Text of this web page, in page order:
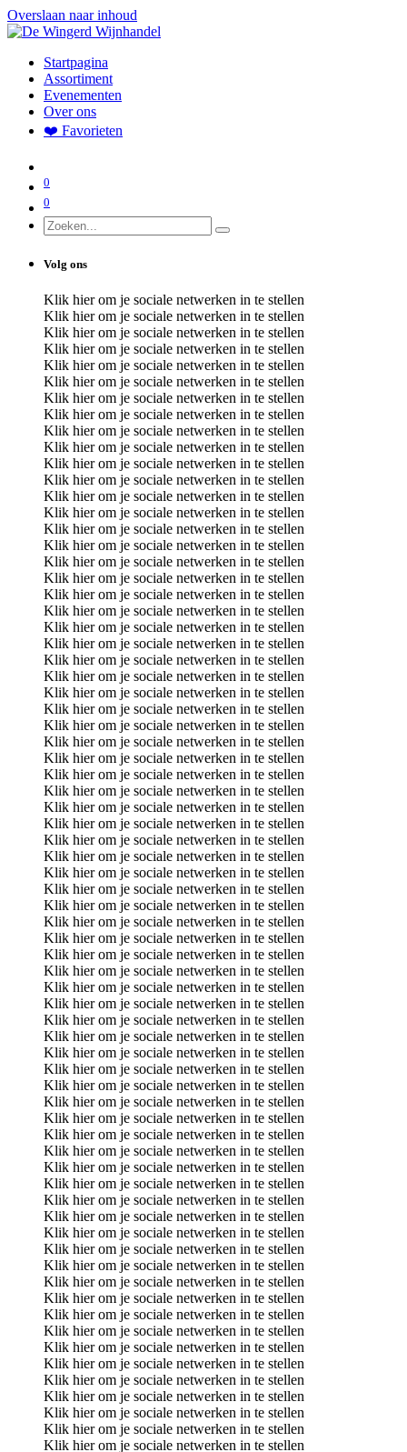
Overslaan naar inhoud
Startpagina
Assortiment
Evenementen
Over ons
❤️ Favorieten
0
0
Volg ons
Klik hier om je sociale netwerken in te stellen
Klik hier om je sociale netwerken in te stellen
Klik hier om je sociale netwerken in te stellen
Klik hier om je sociale netwerken in te stellen
Klik hier om je sociale netwerken in te stellen
Klik hier om je sociale netwerken in te stellen
Klik hier om je sociale netwerken in te stellen
Klik hier om je sociale netwerken in te stellen
Klik hier om je sociale netwerken in te stellen
Klik hier om je sociale netwerken in te stellen
Klik hier om je sociale netwerken in te stellen
Klik hier om je sociale netwerken in te stellen
Klik hier om je sociale netwerken in te stellen
Klik hier om je sociale netwerken in te stellen
Klik hier om je sociale netwerken in te stellen
Klik hier om je sociale netwerken in te stellen
Klik hier om je sociale netwerken in te stellen
Klik hier om je sociale netwerken in te stellen
Klik hier om je sociale netwerken in te stellen
Klik hier om je sociale netwerken in te stellen
Klik hier om je sociale netwerken in te stellen
Klik hier om je sociale netwerken in te stellen
Klik hier om je sociale netwerken in te stellen
Klik hier om je sociale netwerken in te stellen
Klik hier om je sociale netwerken in te stellen
Klik hier om je sociale netwerken in te stellen
Klik hier om je sociale netwerken in te stellen
Klik hier om je sociale netwerken in te stellen
Klik hier om je sociale netwerken in te stellen
Klik hier om je sociale netwerken in te stellen
Klik hier om je sociale netwerken in te stellen
Klik hier om je sociale netwerken in te stellen
Klik hier om je sociale netwerken in te stellen
Klik hier om je sociale netwerken in te stellen
Klik hier om je sociale netwerken in te stellen
Klik hier om je sociale netwerken in te stellen
Klik hier om je sociale netwerken in te stellen
Klik hier om je sociale netwerken in te stellen
Klik hier om je sociale netwerken in te stellen
Klik hier om je sociale netwerken in te stellen
Klik hier om je sociale netwerken in te stellen
Klik hier om je sociale netwerken in te stellen
Klik hier om je sociale netwerken in te stellen
Klik hier om je sociale netwerken in te stellen
Klik hier om je sociale netwerken in te stellen
Klik hier om je sociale netwerken in te stellen
Klik hier om je sociale netwerken in te stellen
Klik hier om je sociale netwerken in te stellen
Klik hier om je sociale netwerken in te stellen
Klik hier om je sociale netwerken in te stellen
Klik hier om je sociale netwerken in te stellen
Klik hier om je sociale netwerken in te stellen
Klik hier om je sociale netwerken in te stellen
Klik hier om je sociale netwerken in te stellen
Klik hier om je sociale netwerken in te stellen
Klik hier om je sociale netwerken in te stellen
Klik hier om je sociale netwerken in te stellen
Klik hier om je sociale netwerken in te stellen
Klik hier om je sociale netwerken in te stellen
Klik hier om je sociale netwerken in te stellen
Klik hier om je sociale netwerken in te stellen
Klik hier om je sociale netwerken in te stellen
Klik hier om je sociale netwerken in te stellen
Klik hier om je sociale netwerken in te stellen
Klik hier om je sociale netwerken in te stellen
Klik hier om je sociale netwerken in te stellen
Klik hier om je sociale netwerken in te stellen
Klik hier om je sociale netwerken in te stellen
Klik hier om je sociale netwerken in te stellen
Klik hier om je sociale netwerken in te stellen
Klik hier om je sociale netwerken in te stellen